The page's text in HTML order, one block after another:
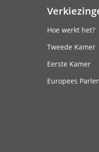
Hoe werkt het?
Tweede Kamer
Eerste Kamer
Europees